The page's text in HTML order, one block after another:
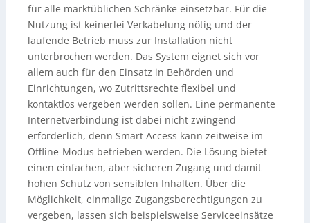
für alle marktüblichen Schränke einsetzbar. Für die
Nutzung ist keinerlei Verkabelung nötig und der
laufende Betrieb muss zur Installation nicht
unterbrochen werden. Das System eignet sich vor
allem auch für den Einsatz in Behörden und
Einrichtungen, wo Zutrittsrechte flexibel und
kontaktlos vergeben werden sollen. Eine permanente
Internetverbindung ist dabei nicht zwingend
erforderlich, denn Smart Access kann zeitweise im
Offline-Modus betrieben werden. Die Lösung bietet
einen einfachen, aber sicheren Zugang und damit
hohen Schutz von sensiblen Inhalten. Über die
Möglichkeit, einmalige Zugangsberechtigungen zu
vergeben, lassen sich beispielsweise Serviceeinsätze